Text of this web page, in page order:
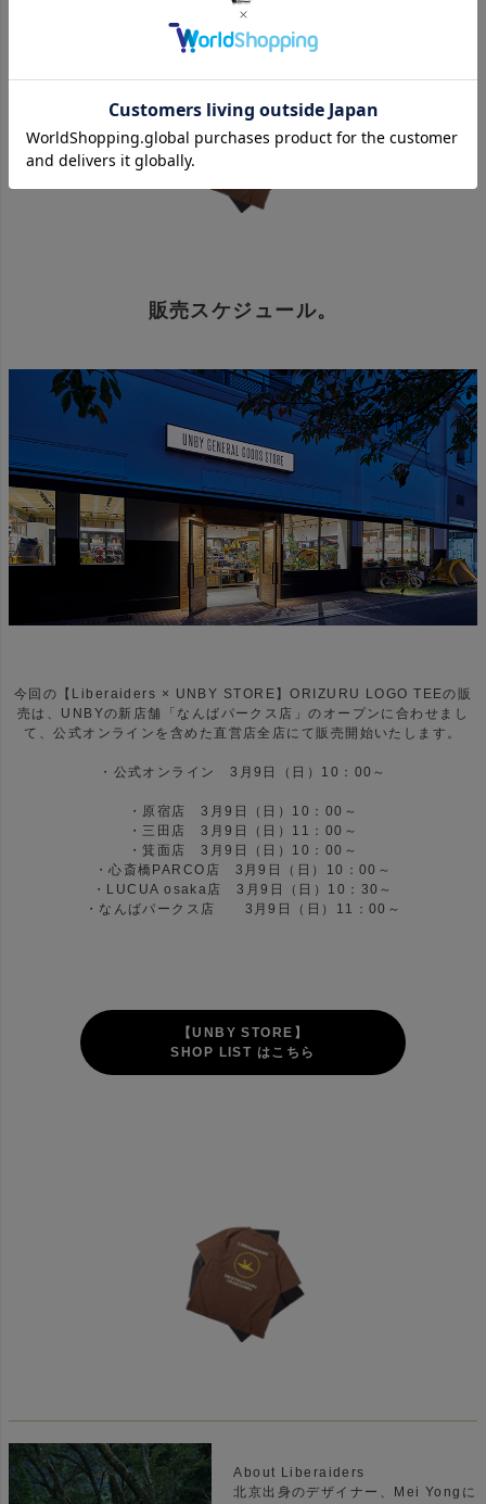
販売スケジュール。
今回の【Liberaiders × UNBY STORE】ORIZURU LOGO TEEの販
売は、UNBYの新店舗「なんばパークス店」のオープンに合わせまし
て、公式オンラインを含めた直営店全店にて販売開始いたします。
・公式オンライン 3月9日（日）10：00～
・原宿店 3月9日（日）10：00～
・三田店 3月9日（日）11：00～
・箕面店 3月9日（日）10：00～
・心斎橋PARCO店 3月9日（日）10：00～
・LUCUA osaka店 3月9日（日）10：30～
・なんばパークス店 3月9日（日）11：00～
【UNBY STORE】
SHOP LIST はこちら
About Liberaiders
北京出身のデザイナー、Mei Yongに